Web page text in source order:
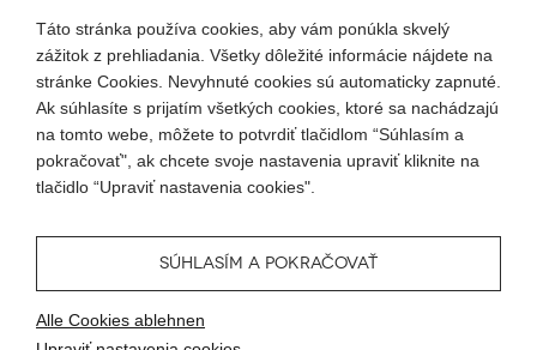
KONTO
FOLGEN SIE UNS
© 2026 Blueweb s.r.o.
Tvorba eshopu
Táto stránka používa cookies, aby vám ponúkla skvelý
zážitok z prehliadania. Všetky dôležité informácie nájdete na
stránke Cookies. Nevyhnuté cookies sú automaticky zapnuté.
Ak súhlasíte s prijatím všetkých cookies, ktoré sa nachádzajú
na tomto webe, môžete to potvrdiť tlačidlom “Súhlasím a
pokračovať", ak chcete svoje nastavenia upraviť kliknite na
tlačidlo “Upraviť nastavenia cookies".
SÚHLASÍM A POKRAČOVAŤ
Alle Cookies ablehnen